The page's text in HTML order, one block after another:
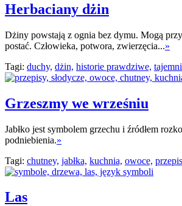
Herbaciany dżin
Dżiny powstają z ognia bez dymu. Mogą
postać. Człowieka, potwora, zwierzęcia...»
Tagi: duchy, dżin, historie prawdziwe,
Grzeszmy we wrześniu
Jabłko jest symbolem grzechu i źródłem
podniebienia.»
Tagi: chutney, jabłka, kuchnia, owoce,
Las